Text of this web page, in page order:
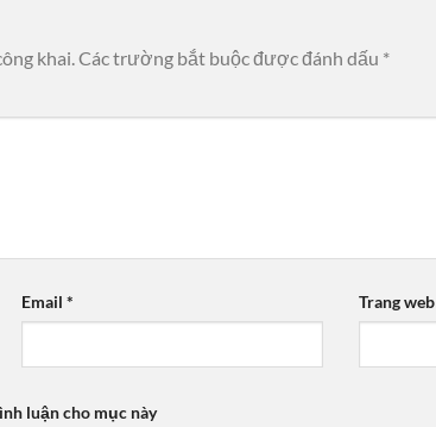
khai.Các trường bắt buộc được đánh dấu *
Email* Trang web
luận cho mục này